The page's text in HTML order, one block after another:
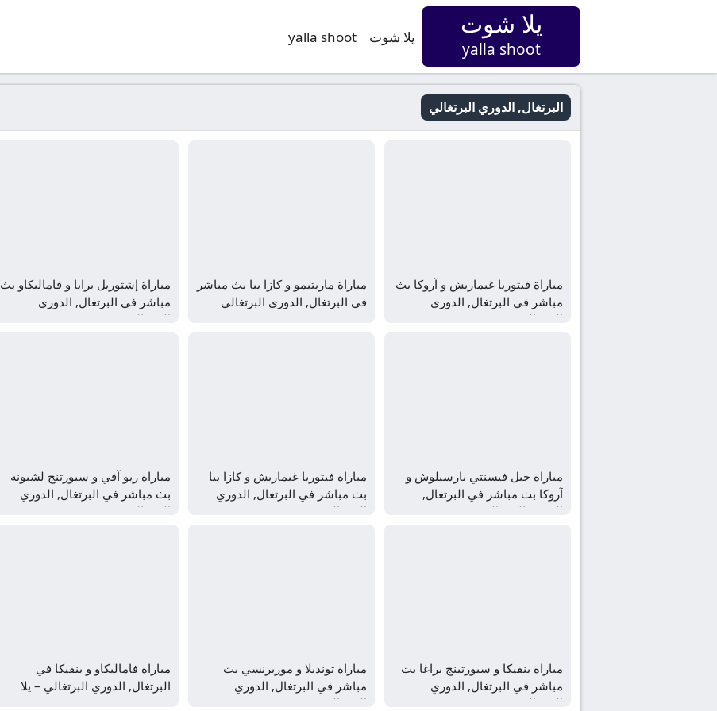
يلا شوت
yalla shoot
يلا شوت yalla shoot
البرتغال, الدوري البرتغالي
مباراة فيتوريا غيماريش و آروكا بث
مباشر في البرتغال, الدوري
البرتغالي
مباراة ماريتيمو و كازا بيا بث مباشر
في البرتغال, الدوري البرتغالي
مباراة إشتوريل برايا و فاماليكاو بث
مباشر في البرتغال, الدوري
البرتغالي
مباراة جيل فيسنتي بارسيلوش و
آروكا بث مباشر في البرتغال,
الدوري البرتغالي
مباراة فيتوريا غيماريش و كازا بيا
بث مباشر في البرتغال, الدوري
البرتغالي
مباراة ريو آفي و سبورتنج لشبونة
بث مباشر في البرتغال, الدوري
البرتغالي
مباراة بنفيكا و سبورتينج براغا بث
مباشر في البرتغال, الدوري
البرتغالي
مباراة تونديلا و موريرنسي بث
مباشر في البرتغال, الدوري
البرتغالي
مباراة فاماليكاو و بنفيكا في
البرتغال, الدوري البرتغالي – يلا